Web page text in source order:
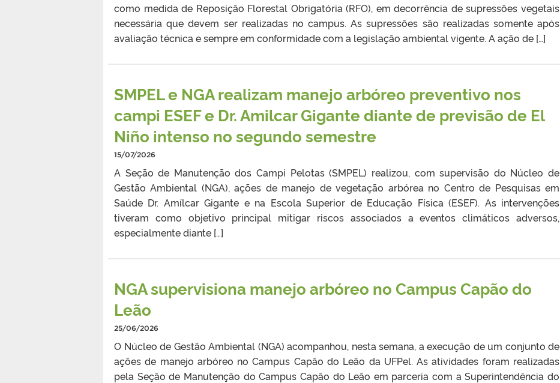
como medida de Reposição Florestal Obrigatória (RFO), em decorrência de supressões vegetais
necessária que devem ser realizadas no campus. As supressões são realizadas somente após
avaliação técnica e sempre em conformidade com a legislação ambiental vigente. A ação de […]
SMPEL e NGA realizam manejo arbóreo preventivo nos
campi ESEF e Dr. Amilcar Gigante diante de previsão de El
Niño intenso no segundo semestre
15/07/2026
A Seção de Manutenção dos Campi Pelotas (SMPEL) realizou, com supervisão do Núcleo de
Gestão Ambiental (NGA), ações de manejo de vegetação arbórea no Centro de Pesquisas em
Saúde Dr. Amílcar Gigante e na Escola Superior de Educação Física (ESEF). As intervenções
tiveram como objetivo principal mitigar riscos associados a eventos climáticos adversos,
especialmente diante […]
NGA supervisiona manejo arbóreo no Campus Capão do
Leão
25/06/2026
O Núcleo de Gestão Ambiental (NGA) acompanhou, nesta semana, a execução de um conjunto de
ações de manejo arbóreo no Campus Capão do Leão da UFPel. As atividades foram realizadas
pela Seção de Manutenção do Campus Capão do Leão em parceria com a Superintendência do